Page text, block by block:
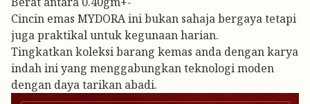
Cincin emas MYDORA ini bukan sahaja bergaya tetapi
juga praktikal untuk kegunaan harian.
Tingkatkan koleksi barang kemas anda dengan karya
indah ini yang menggabungkan teknologi moden
dengan daya tarikan abadi.